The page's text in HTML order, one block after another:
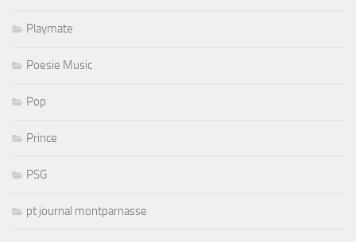
Playmate
Poesie Music
Pop
Prince
PSG
pt journal montparnasse